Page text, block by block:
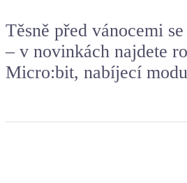
Těsně před vánocemi
– v novinkách najdete
Micro:bit, nabíjecí